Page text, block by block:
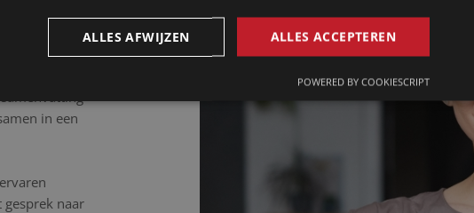
in een
naar
FRENCH
ENGLISH
ALLES ACCEPTEREN
ALLES AFWIJZEN
POWERED BY COOKIESCRIPT